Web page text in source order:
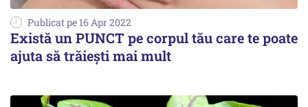
Publicat pe 16 Apr 2022
Există un PUNCT pe corpul tău care te poate
ajuta să trăieşti mai mult